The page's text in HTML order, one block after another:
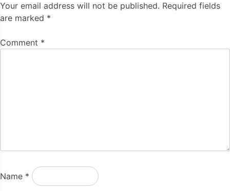
Your email address will not be published. Required fields
are marked *
Comment *
Name *